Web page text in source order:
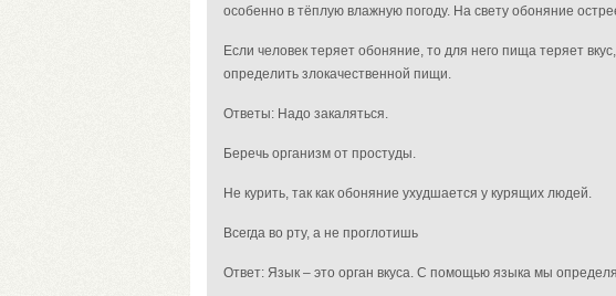
особенно в тёплую влажную погоду. На свету обоняние
Если человек теряет обоняние, то для него пища теряет
определить злокачественной пищи.
Ответы: Надо закаляться.
Беречь организм от простуды.
Не курить, так как обоняние ухудшается у курящих людей.
Всегда во рту, а не проглотишь
Ответ: Язык – это орган вкуса. С помощью языка мы